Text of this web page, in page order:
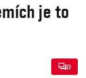
je to
0